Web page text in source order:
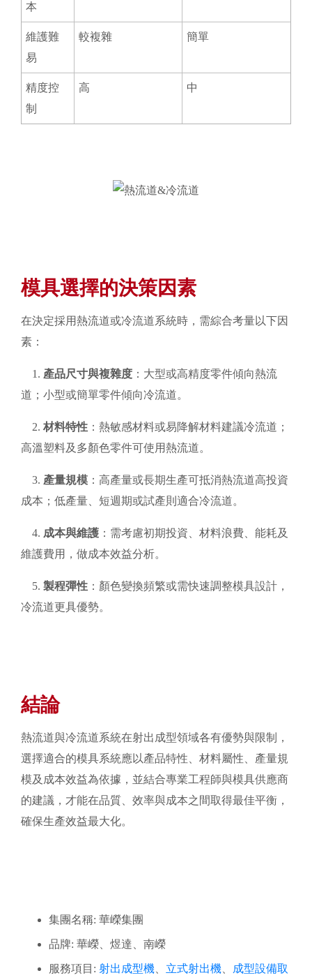
本
維護難
易
較複雜 簡單
精度控
制
高 中
模具選擇的決策因素
在決定採用熱流道或冷流道系統時，需綜合考量以下因
素：
1. 產品尺寸與複雜度 ：大型或高精度零件傾向熱流
道；小型或簡單零件傾向冷流道。
2. 材料特性 ：熱敏感材料或易降解材料建議冷流道；
高溫塑料及多顏色零件可使用熱流道。
3. 產量規模 ：高產量或長期生產可抵消熱流道高投資
成本；低產量、短週期或試產則適合冷流道。
4. 成本與維護 ：需考慮初期投資、材料浪費、能耗及
維護費用，做成本效益分析。
5. 製程彈性 ：顏色變換頻繁或需快速調整模具設計，
冷流道更具優勢。
結論
熱流道與冷流道系統在射出成型領域各有優勢與限制，
選擇適合的模具系統應以產品特性、材料屬性、產量規
模及成本效益為依據，並結合專業工程師與模具供應商
的建議，才能在品質、效率與成本之間取得最佳平衡，
確保生產效益最大化。
集團名稱: 華嶸集團
品牌: 華嶸、煜達、南嶸
服務項目: 射出成型機 立式射出機 成型設備取